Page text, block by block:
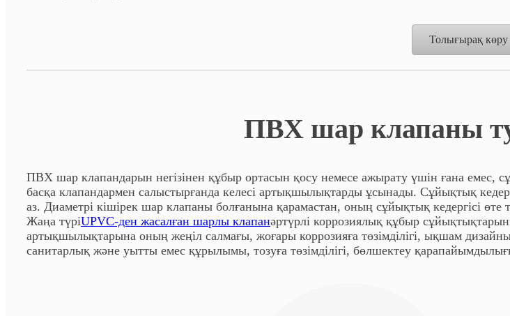
Толығырақ көру
ПВХ шар клапаны
ПВХ шар клапандарын негізінен құбыр ортасын қосу немесе ажырату үшін ғана емес,
басқа клапандармен салыстырғанда келесі артықшылықтарды ұсынады. Сұйықтық
аз. Диаметрі кішірек шар клапаны болғанына қарамастан, оның сұйықтық кедергісі өте
Жаңа түріUPVC-ден жасалған шарлы клапанәртүрлі коррозиялық құбыр
артықшылықтарына оның жеңіл салмағы, жоғары коррозияға төзімділігі, ықшам
санитарлық және уытты емес құрылымы, тозуға төзімділігі, бөлшектеу